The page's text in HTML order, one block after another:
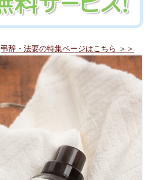
弔辞・法要の特集ページはこちら ＞＞